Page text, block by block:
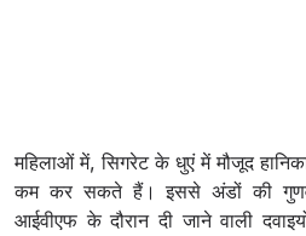
महिलाओं में, सिगरेट के धुएं में मौजूद
कम कर सकते हैं। इससे अंडों की
आईवीएफ के दौरान दी जाने वाली